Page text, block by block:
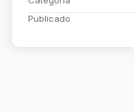
Publicado